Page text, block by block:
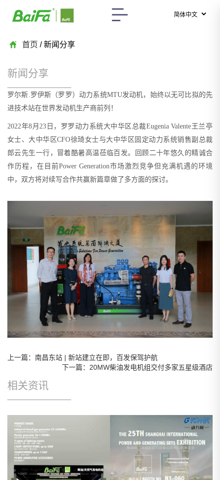
首页 / 新闻分享
新闻分享
罗尔斯.罗伊斯（罗罗）动力系统MTU发动机，始终以无可比拟的先
进技术站在世界发动机生产商前列！
2022年8月23日，罗罗动力系统大中华区总裁Eugenia Valente王兰亭
女士、大中华区CFO徐琦女士与大中华区固定动力系统销售副总裁
郎云先生一行，冒着酷暑高温莅临百发。回顾二十年悠久的精诚合
作历程，在目前Power Generation市场激烈竞争但充满机遇的环境
中，双方将对续写合作共赢新篇章做了多方面的探讨。
上一篇：南昌东站 | 新站建立在即，百发保驾护航
下一篇：20MW柴油发电机组交付多家五星级酒店
相关资讯